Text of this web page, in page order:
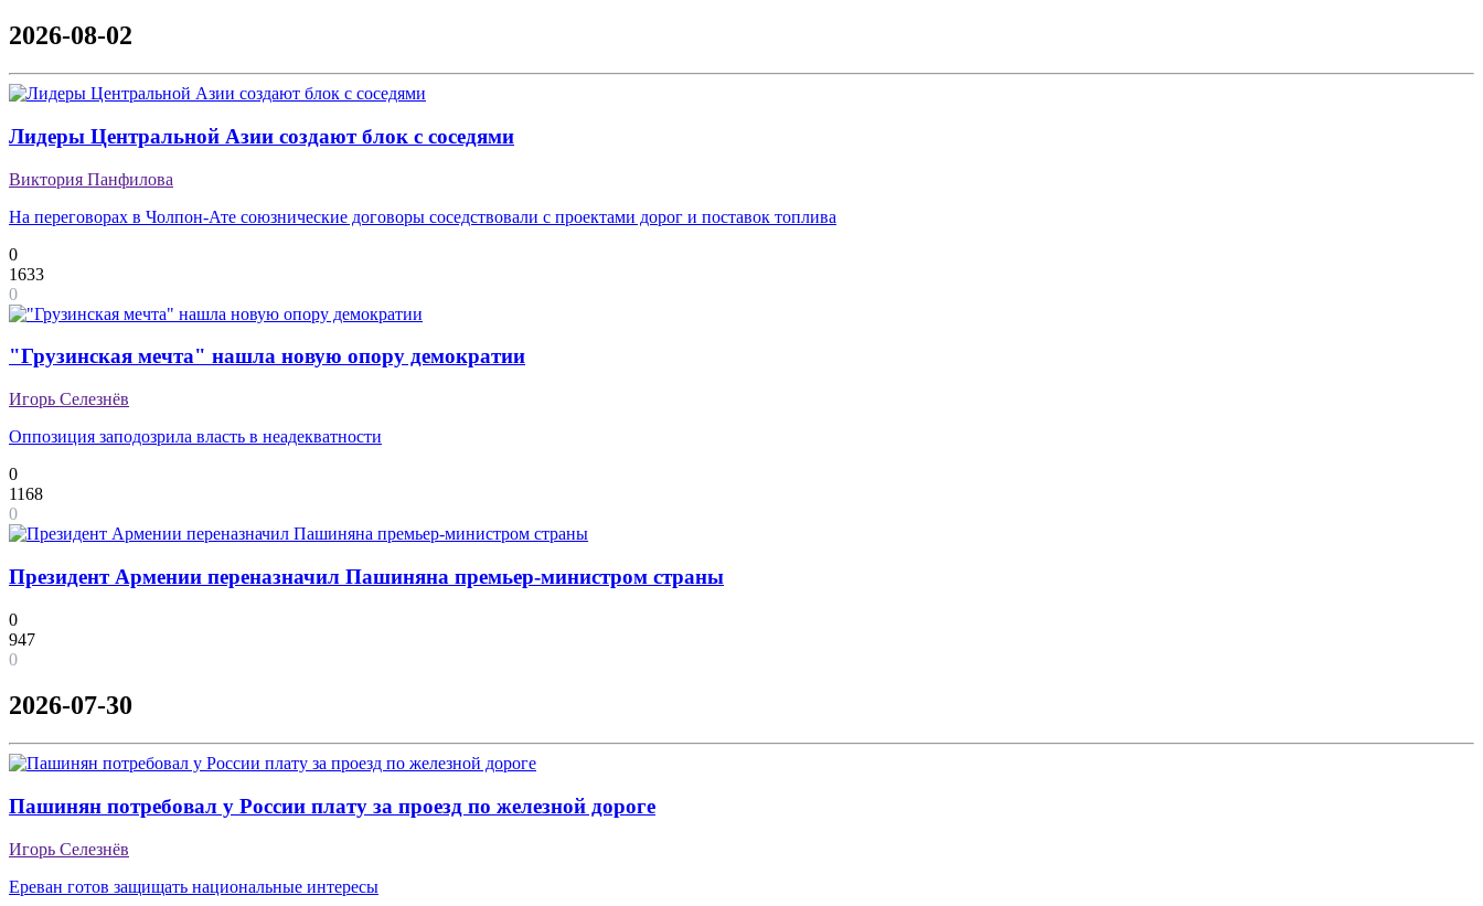
2026-08-02
Лидеры Центральной Азии создают блок с соседями
Виктория Панфилова
На переговорах в Чолпон-Ате союзнические договоры соседствовали с проектами дорог и поставок топлива
0
1633
0
"Грузинская мечта" нашла новую опору демократии
Игорь Селезнёв
Оппозиция заподозрила власть в неадекватности
0
1168
0
Президент Армении переназначил Пашиняна премьер-министром страны
0
947
0
2026-07-30
Пашинян потребовал у России плату за проезд по железной дороге
Игорь Селезнёв
Ереван готов защищать национальные интересы